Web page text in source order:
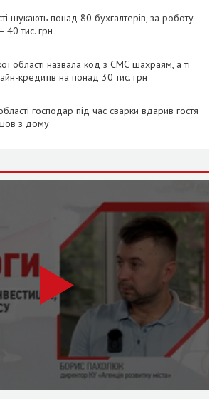
шукають понад 80 бухгалтерів, за роботу
40 тис. грн
області назвала код з СМС шахраям, а ті
кредитів на понад 30 тис. грн
господар під час сварки вдарив гостя
з дому